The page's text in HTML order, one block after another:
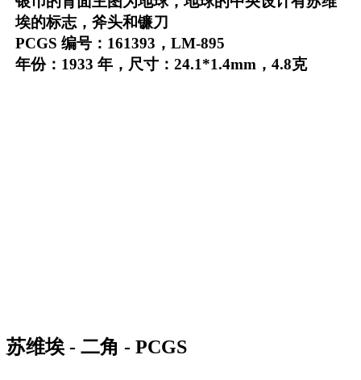
埃的标志，斧头和镰刀
PCGS 编号：161393，LM-895
年份：1933 年，尺寸：24.1*1.4mm，4.8克
苏维埃 - 二角 - PCGS